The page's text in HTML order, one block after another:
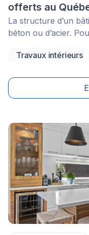
offerts au
La structure d’un
béton ou d’acier.
une institution ou
maçon engagé par
l’appel.
Travaux intérieurs